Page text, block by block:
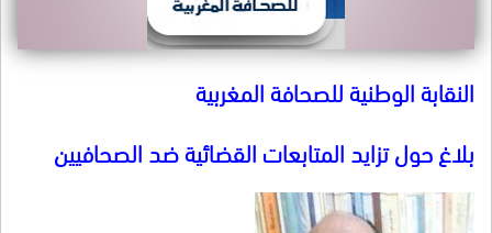
النقابة الوطنية للصحافة المغربية
بلاغ حول تزايد المتابعات القضائية ضد الصحافيين